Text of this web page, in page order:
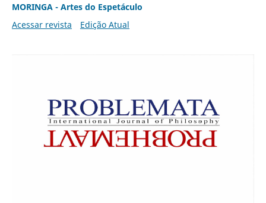
MORINGA - Artes do Espetáculo
Acessar revista
Edição Atual